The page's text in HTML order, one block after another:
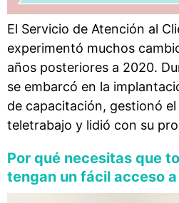
El Servicio de Atención al
experimentó muchos
años posteriores a 2020.
se embarcó en la
de capacitación, gestionó
teletrabajo y lidió con su
Por qué necesitas que
tengan un fácil acceso